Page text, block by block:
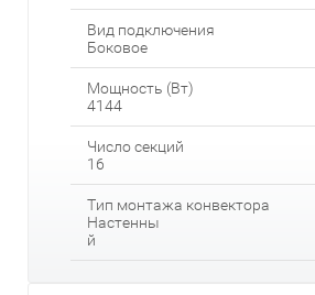
Вид подключения
Боковое
Мощность (Вт)
4144
Число секций
16
Тип монтажа конвектора
Настенны
й